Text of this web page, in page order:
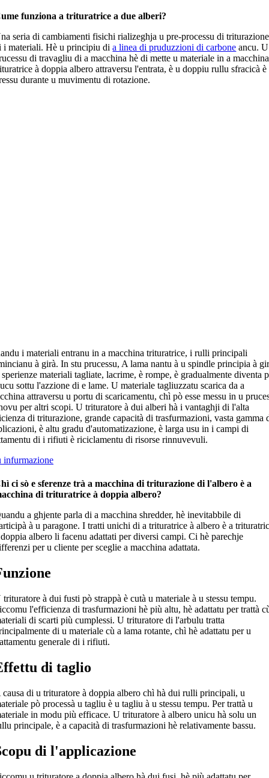
funziona a trituratrice a due alberi?
seria di cambiamenti fisichi rializeghja u pre-processu di triturazione
i materiali. Hè u principiu dia linea di pruduzzioni di carbone ancu. U
di travagliu di a macchina hè di mette u materiale in a macchina
à doppia albero attraversu l'entrata, è u doppiu rullu sfracicà è
durante u muvimentu di rotazione.
i materiali entranu in a macchina trituratrice, i rulli principali
à girà. In stu prucessu, A lama nantu à u spindle principia à
sperienze materiali tagliate, lacrime, è rompe, è gradualmente diventa
sottu l'azzione di e lame. U materiale tagliuzzatu scarica da a
attraversu u portu di scaricamentu, chì pò esse messu in u
per altri scopi. U trituratore à dui alberi hà i vantaghji di l'alta
di triturazione, grande capacità di trasfurmazioni, vasta gamma
è altu gradu d'automatizazione, è larga usu in i campi di
di i rifiuti è riciclamentu di risorse rinnuvevuli.
infurmazione
ci sò e sferenze trà a macchina di triturazione di l'albero è a
di trituratrice à doppia albero?
a ghjente parla di a macchina shredder, hè inevitabbile di
à u paragone. I tratti unichi di a trituratrice à albero è a
albero li facenu adattati per diversi campi. Ci hè parechje
per u cliente per sceglie a macchina adattata.
trituratore à dui fusti pò strappà è cutà u materiale à u stessu tempu.
l'efficienza di trasfurmazioni hè più altu, hè adattatu per trattà
di scarti più cumplessi. U trituratore di l'arbulu tratta
di u materiale cù a lama rotante, chì hè adattatu per u
generale di i rifiuti.
di taglio
causa di u trituratore à doppia albero chì hà dui rulli principali, u
pò processà u tagliu è u tagliu à u stessu tempu. Per trattà u
in modu più efficace. U trituratore à albero unicu hà solu un
principale, è a capacità di trasfurmazioni hè relativamente bassu.
di l'applicazione